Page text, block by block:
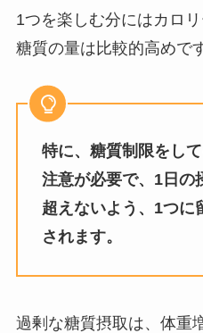
1つを楽しむ分にはカロ
糖質の量は比較的高めで
特に、糖質制限をし
注意が必要で、1日の
超えないよう、1つに
されます。
過剰な糖質摂取は、体重